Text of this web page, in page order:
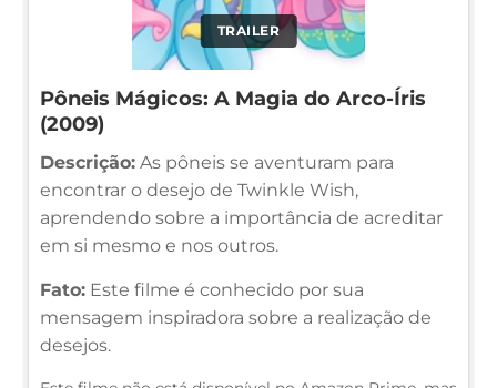
TRAILER
Pôneis Mágicos: A Magia do Arco-Íris
(2009)
Descrição: As pôneis se aventuram para
encontrar o desejo de Twinkle Wish,
aprendendo sobre a importância de acreditar
em si mesmo e nos outros.
Fato: Este filme é conhecido por sua
mensagem inspiradora sobre a realização de
desejos.